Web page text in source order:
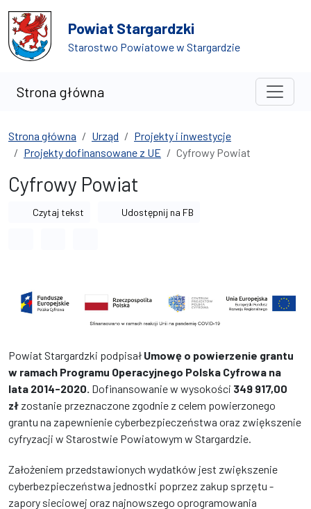
Przejdź do treści
Przejdź do wyszukiwarki
Powiat Stargardzki
Starostwo Powiatowe w Stargardzie
Strona główna
Strona główna Urząd
Projekty i inwestycje
Projekty dofinansowane z UE
Cyfrowy Powiat
Cyfrowy Powiat
Czytaj tekst Udostępnij na FB
Powiat Stargardzki podpisał Umowę o powierzenie grantu
w ramach Programu Operacyjnego Polska Cyfrowa na
lata 2014-2020. Dofinansowanie w wysokości 349 917,00
zł zostanie przeznaczone zgodnie z celem powierzonego
grantu na zapewnienie cyberbezpieczeństwa oraz zwiększenie
cyfryzacji w Starostwie Powiatowym w Stargardzie.
Założeniem przedstawionych wydatków jest zwiększenie
cyberbezpieczeństwa jednostki poprzez zakup sprzętu -
zapory sieciowej oraz najnowszego oprogramowania